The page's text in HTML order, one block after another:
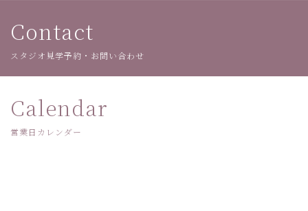
Contact
スタジオ見学予約・お問い合わせ
Calendar
営業日カレンダー